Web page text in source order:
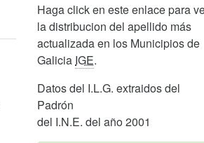
Haga click en este enlace para
la distribucion del apellido más
actualizada en los Municipios de
Galicia IGE.
Datos del I.L.G. extraidos del
Padrón
del I.N.E. del año 2001